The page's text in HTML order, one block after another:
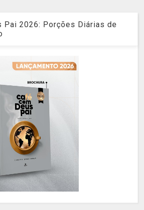
Pai 2026: Porções Diárias de